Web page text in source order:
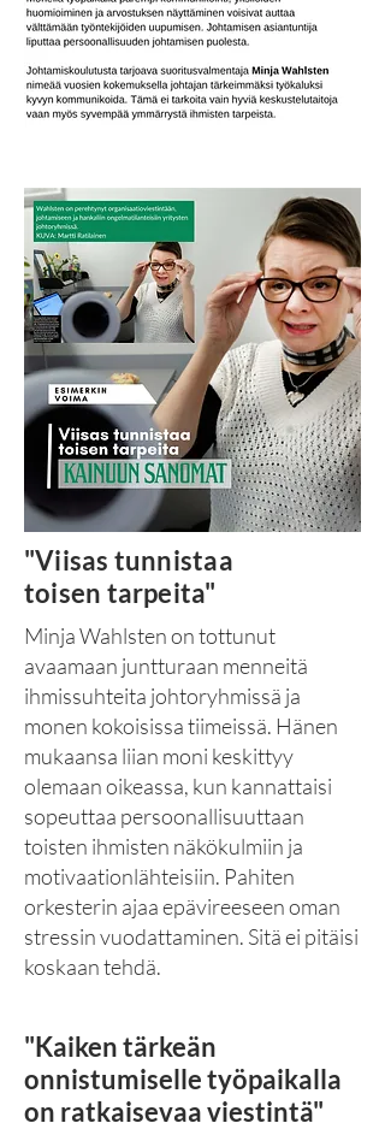
"Viisas tunnistaa
toisen tarpeita"
Minja Wahlsten on tottunut
avaamaan juntturaan menneitä
ihmissuhteita johtoryhmissä ja
monen kokoisissa tiimeissä. Hänen
mukaansa liian moni keskittyy
olemaan oikeassa, kun kannattaisi
sopeuttaa persoonallisuuttaan
toisten ihmisten näkökulmiin ja
motivaationlähteisiin. Pahiten
orkesterin ajaa epävireeseen oman
stressin vuodattaminen. Sitä ei pitäisi
koskaan tehdä.
"Kaiken tärkeän
onnistumiselle työpaikalla
on ratkaisevaa viestintä"